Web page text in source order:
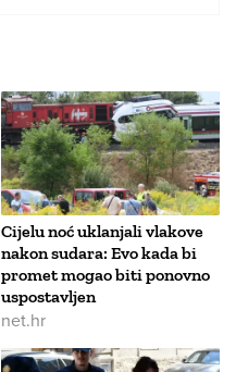
Cijelu noć uklanjali vlakove
nakon sudara: Evo kada bi
promet mogao biti ponovno
uspostavljen
net.hr